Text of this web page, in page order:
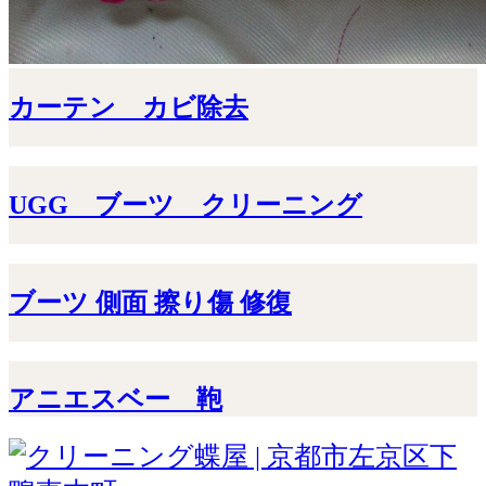
カーテン カビ除去
UGG ブーツ クリーニング
ブーツ 側面 擦り傷 修復
アニエスベー 鞄